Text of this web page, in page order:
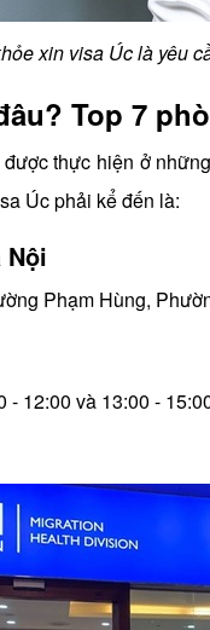
xin visa Úc là yêu
Top 7
thực hiện ở
Úc phải kể đến là:
Nội
Phạm Hùng,
12:00 và 13:00 -